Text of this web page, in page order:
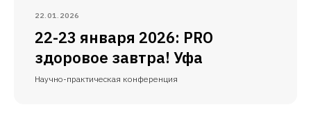
22.01.2026
22-23 января 2026: PRO
здоровое завтра! Уфа
Научно-практическая конференция